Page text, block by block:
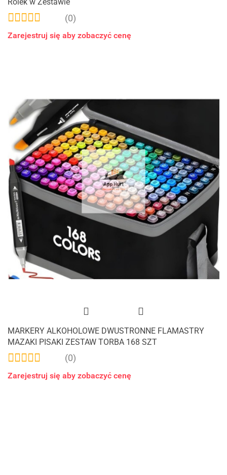
Rolek w Zestawie
(0)
Zarejestruj się aby zobaczyć cenę
MARKERY ALKOHOLOWE DWUSTRONNE FLAMASTRY
MAZAKI PISAKI ZESTAW TORBA 168 SZT
(0)
Zarejestruj się aby zobaczyć cenę